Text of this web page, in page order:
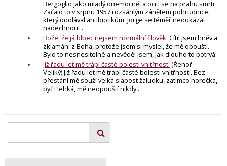
Bergoglio jako mladý onemocněl a ocitl se na prahu smrti.
Začalo to v srpnu 1957 rozsáhlým zánětem pohrudnice,
který odolával antibiotikům. Jorge se téměř nedokázal
nadechnout...
Bože, že já blbec nejsem normální člověk! Cítil jsem hněv a
zklamání z Boha, protože jsem si myslel, že mě opouští.
Bylo to nesnesitelné a nevěděl jsem, jak dlouho to potrvá.
Již řadu let mě trápí časté bolesti vnitřností(Řehoř
Veliký) Již řadu let mě trápí časté bolesti vnitřností. Bez
přestání mě souží velká slabost žaludku, zatímco horečka,
byť i lehká, mě neopouští nikdy...